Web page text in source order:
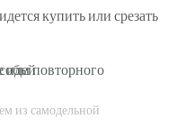
купить или срезать
из самодельной